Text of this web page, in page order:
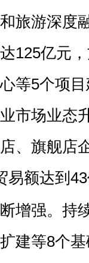
旅游深度
125亿元
等5个项
市场业态
、旗舰店
易额达到
增强。持
建等8个